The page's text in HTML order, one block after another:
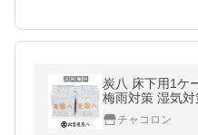
炭八 床下用1ケ
梅雨対策 湿気対
防虫 梅雨対策
店チャコロン
チャコロン